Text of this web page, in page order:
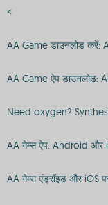
<
AA Game डाउनलोड करें:
AA Game ऐप डाउनलोड:
Need oxygen?
AA गेम्स ऐप: Android और
AA गेम्स एंड्रॉइड और iOS